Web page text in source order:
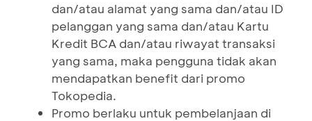
dan/atau alamat yang sama dan/atau ID
pelanggan yang sama dan/atau Kartu
Kredit BCA dan/atau riwayat transaksi
yang sama, maka pengguna tidak akan
mendapatkan benefit dari promo
Tokopedia.
Promo berlaku untuk pembelanjaan di